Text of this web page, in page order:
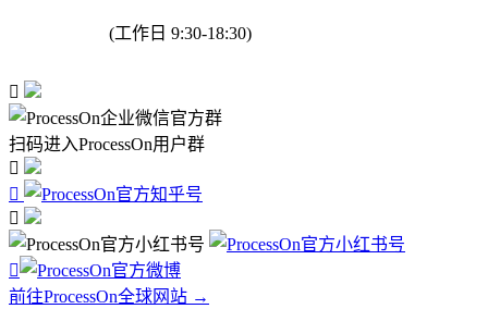
(工作日 9:30-18:30)

扫码进入ProcessOn用户群




前往ProcessOn全球网站 →